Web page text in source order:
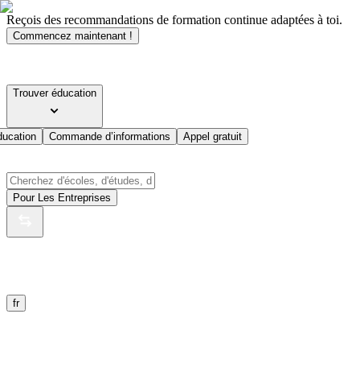
Reçois des recommandations de formation continue adaptées à toi.
Commencez maintenant !
Trouver éducation
Commande d’informations Appel gratuit
Pour Les Entreprises
fr